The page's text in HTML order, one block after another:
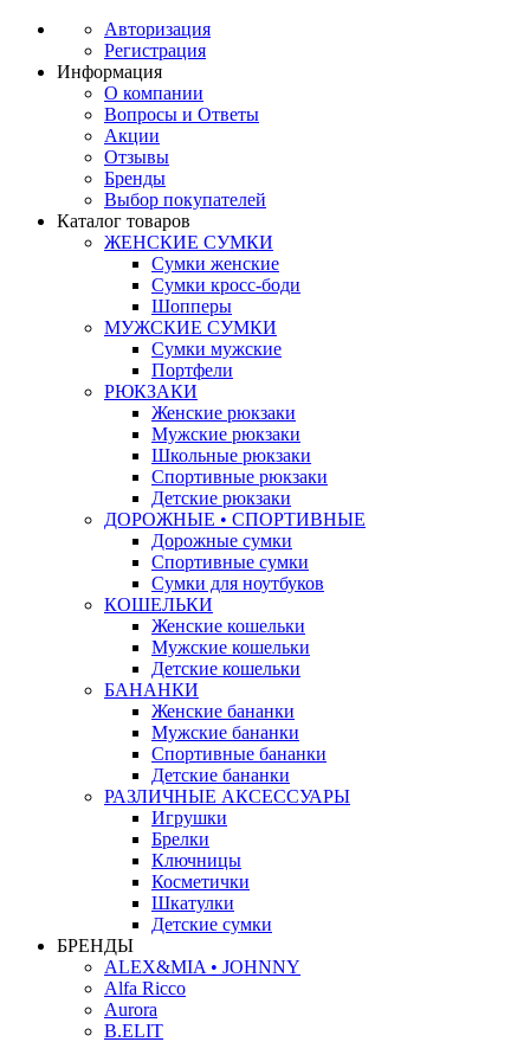
Авторизация
Регистрация
Информация
О компании
Вопросы и Ответы
Акции
Отзывы
Бренды
Выбор покупателей
Каталог товаров
ЖЕНСКИЕ СУМКИ
Сумки женские
Сумки кросс-боди
Шопперы
МУЖСКИЕ СУМКИ
Сумки мужские
Портфели
РЮКЗАКИ
Женские рюкзаки
Мужские рюкзаки
Школьные рюкзаки
Спортивные рюкзаки
Детские рюкзаки
ДОРОЖНЫЕ • СПОРТИВНЫЕ
Дорожные сумки
Спортивные сумки
Сумки для ноутбуков
КОШЕЛЬКИ
Женские кошельки
Мужские кошельки
Детские кошельки
БАНАНКИ
Женские бананки
Мужские бананки
Спортивные бананки
Детские бананки
РАЗЛИЧНЫЕ АКСЕССУАРЫ
Игрушки
Брелки
Ключницы
Косметички
Шкатулки
Детские сумки
БРЕНДЫ
ALEX&MIA • JOHNNY
Alfa Ricco
Aurora
B.ELIT